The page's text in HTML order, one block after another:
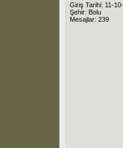
Giriş Tarihi: 11-
Şehir: Bolu
Mesajlar: 239